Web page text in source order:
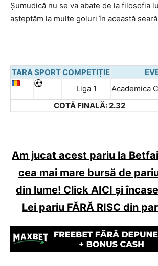
Șumudică nu se va abate de la filosofia
așteptăm la multe goluri în această
TARASPORTCOMPETIȚIE
Liga 1
Academica
COTĂ FINALĂ: 2.32
Am jucat acest pariu la
cea mai mare bursă de
din lume! Click AICI și
Lei pariu FĂRĂ RISC din